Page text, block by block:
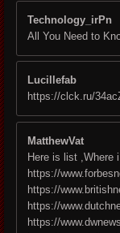
Technology_irPn
All You Need to
Lucillefab
https://clck.ru/
MatthewVat
Here is list ,Where
https://
https://
https://
https://